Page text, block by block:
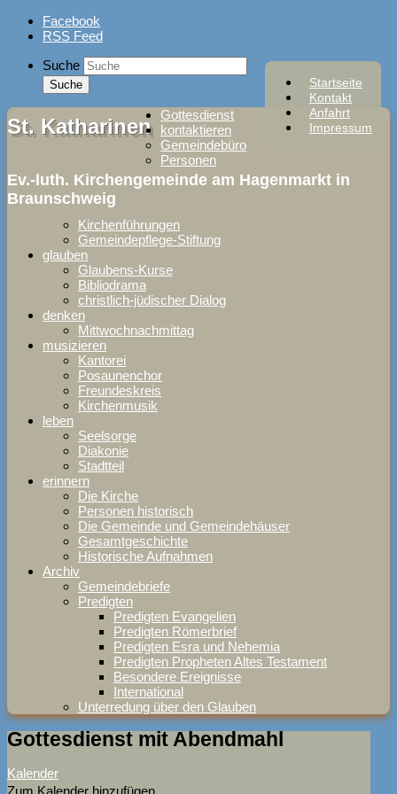
Skip
Facebook
RSS Feed
Startseite
Kontakt
Anfahrt
Impressum
Suche
St. Katharinen
Ev.-luth. Kirchengemeinde am Hagenmarkt in
Braunschweig
Gottesdienst
kontaktieren
Gemeindebüro
Personen
Kirchenführungen
Gemeindepflege-Stiftung
glauben
Glaubens-Kurse
Bibliodrama
christlich-jüdischer Dialog
denken
Mittwochnachmittag
musizieren
Kantorei
Posaunenchor
Freundeskreis
Kirchenmusik
leben
Seelsorge
Diakonie
Stadtteil
erinnern
Die Kirche
Personen historisch
Die Gemeinde und Gemeindehäuser
Gesamtgeschichte
Historische Aufnahmen
Archiv
Gemeindebriefe
Predigten
Predigten Evangelien
Predigten Römerbrief
Predigten Esra und Nehemia
Predigten Propheten Altes Testament
Besondere Ereignisse
International
Unterredung über den Glauben
Gottesdienst mit Abendmahl
Kalender